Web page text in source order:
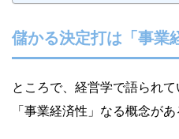
儲かる決定打は「事業
ところで、経営学で語られ
「事業経済性」なる概念があ